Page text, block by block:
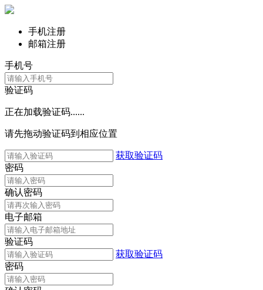
手机注册
邮箱注册
手机号
验证码
正在加载验证码......
请先拖动验证码到相应位置
获取验证码
密码
确认密码
电子邮箱
验证码
获取验证码
密码